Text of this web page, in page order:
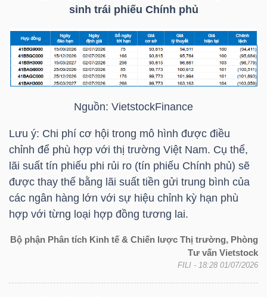
sinh trái phiếu Chính phủ
Nguồn: VietstockFinance
Lưu ý: Chi phí cơ hội trong mô hình được điều
chỉnh để phù hợp với thị trường Việt Nam. Cụ thể,
lãi suất tín phiếu phi rủi ro (tín phiếu Chính phủ) sẽ
được thay thế bằng lãi suất tiền gửi trung bình của
các ngân hàng lớn với sự hiệu chỉnh kỳ hạn phù
hợp với từng loại hợp đồng tương lai.
Bộ phận Phân tích Kinh tế & Chiến lược Thị trường, Phòng
Tư vấn Vietstock
FILI - 18:28 01/07/2026
(-)
Dịch
chính